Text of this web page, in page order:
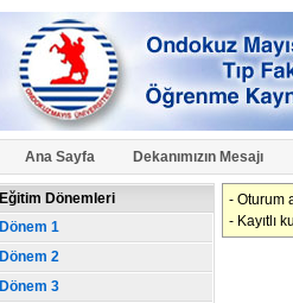
Ana Sayfa Dekanımızın Mesajı
Eğitim Dönemleri
Dönem 1
Dönem 2
Dönem 3
- Oturum
- Kayıtlı